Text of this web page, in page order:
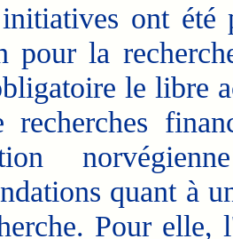
ont été
pour la
le libre
recherches
quant à
Pour elle,